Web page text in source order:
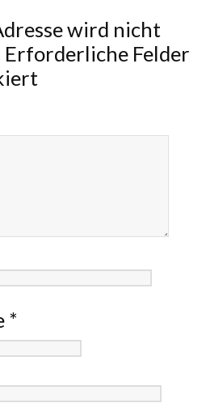
wird nicht
Erforderliche Felder
*